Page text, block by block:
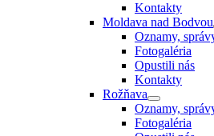
Kontakty
Moldava nad Bodvou
Oznamy,
Fotogaléria
Opustili nás
Kontakty
Rožňava
Oznamy,
Fotogaléria